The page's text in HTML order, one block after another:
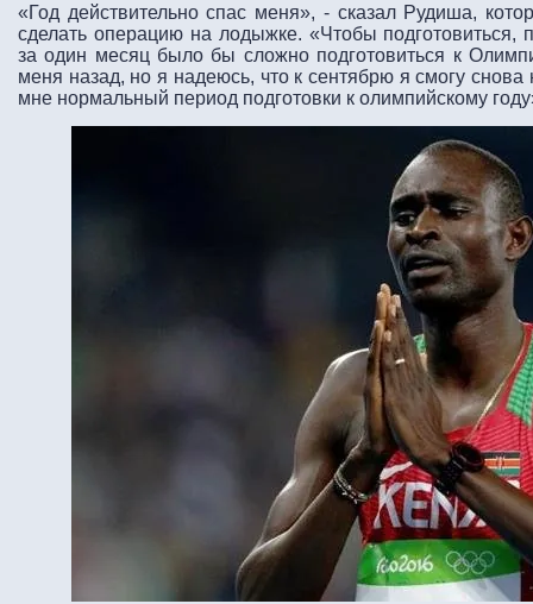
«Год действительно спас меня», - сказал Рудиша,
сделать операцию на лодыжке. «Чтобы подготовиться,
за один месяц было бы сложно подготовиться к
меня назад, но я надеюсь, что к сентябрю я смогу снова
мне нормальный период подготовки к олимпийскому